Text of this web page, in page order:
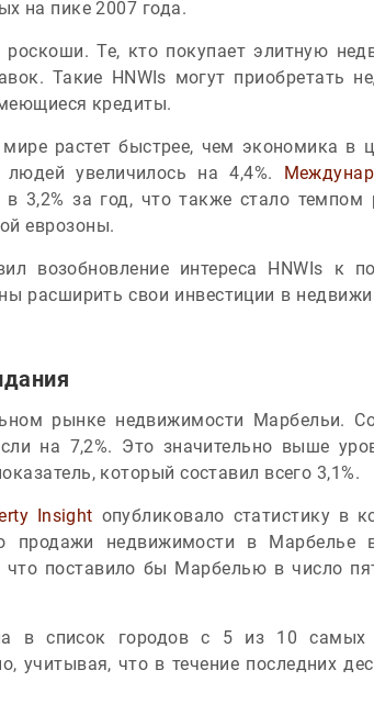
на пике 2007 года.
Те, кто покупает элитную
Такие HNWIs могут приобретать
кредиты.
мире растет быстрее, чем экономика
людей увеличилось на 4,4%.
3,2% за год, что также стало темпом
еврозоны.
возобновление интереса HNWIs к
расширить свои инвестиции в
рынке недвижимости Марбельи.
на 7,2%. Это значительно выше
который составил всего 3,1%.
Insight опубликовало статистику в
продажи недвижимости в
что поставило бы Марбелью в число
в список городов с 5 из 10 самых
учитывая, что в течение последних